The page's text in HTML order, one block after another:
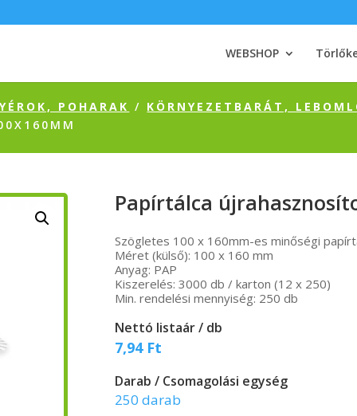
WEBSHOP
POHARAK / KÖRNYEZETBARÁT,
Papírtálca
Szögletes 100 x 160mm-es minőségi
Méret (külső): 100 x 160 mm
Anyag: PAP
Kiszerelés: 3000 db / karton (12 x 250)
Min. rendelési mennyiség: 250 db
Nettó listaár / db
7,94 Ft
Darab / Csomagolási egység
250 darab